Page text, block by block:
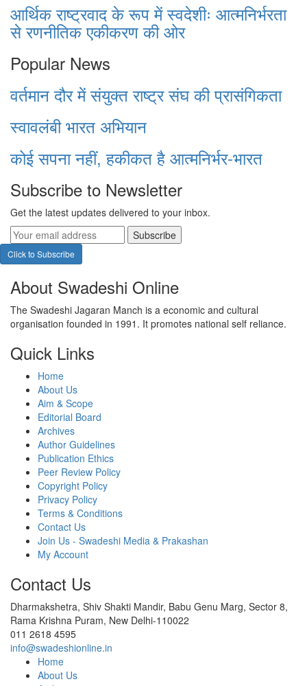
आर्थिक राष्ट्रवाद के रूप में स्वदेशीः आत्मनिर्भरता
से रणनीतिक एकीकरण की ओर
Popular News
वर्तमान दौर में संयुक्त राष्ट्र संघ की प्रासंगिकता
स्वावलंबी भारत अभियान
कोई सपना नहीं, हकीकत है आत्मनिर्भर-भारत
Subscribe to Newsletter
Get the latest updates delivered to your inbox.
Subscribe
Click to Subscribe
About Swadeshi Online
The Swadeshi Jagaran Manch is a economic and cultural
organisation founded in 1991. It promotes national self reliance.
Quick Links
Home
About Us
Aim & Scope
Editorial Board
Archives
Author Guidelines
Publication Ethics
Peer Review Policy
Copyright Policy
Privacy Policy
Terms & Conditions
Contact Us
Join Us - Swadeshi Media & Prakashan
My Account
Contact Us
Dharmakshetra, Shiv Shakti Mandir, Babu Genu Marg, Sector 8,
Rama Krishna Puram, New Delhi-110022
011 2618 4595
info@swadeshionline.in
Home
About Us